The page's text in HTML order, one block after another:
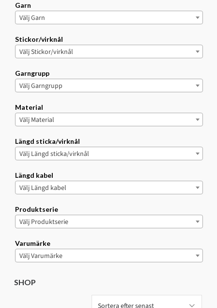
SHOP
Garn
Välj Garn
Stickor/virknål
Välj Stickor/virknål
Garngrupp
Välj Garngrupp
Material
Välj Material
Längd sticka/virknål
Välj Längd sticka/virknål
Längd kabel
Välj Längd kabel
Produktserie
Välj Produktserie
Varumärke
Välj Varumärke